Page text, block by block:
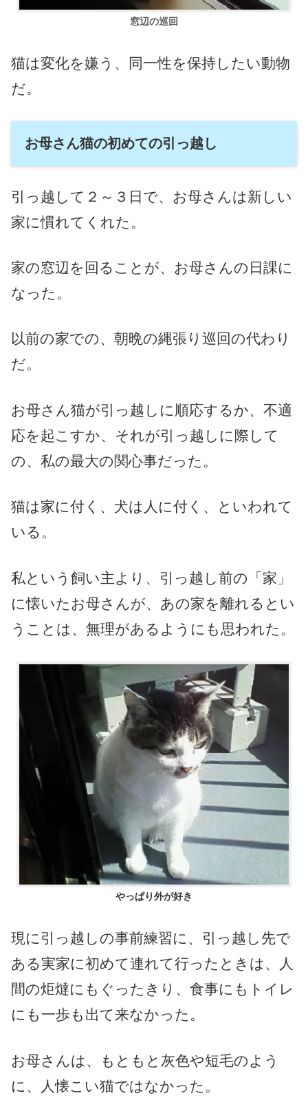
窓辺の巡回
猫は変化を嫌う、同一性を保持したい動物
だ。
お母さん猫の初めての引っ越し
引っ越して２～３日で、お母さんは新しい
家に慣れてくれた。
家の窓辺を回ることが、お母さんの日課に
なった。
以前の家での、朝晩の縄張り巡回の代わり
だ。
お母さん猫が引っ越しに順応するか、不適
応を起こすか、それが引っ越しに際して
の、私の最大の関心事だった。
猫は家に付く、犬は人に付く、といわれて
いる。
私という飼い主より、引っ越し前の「家」
に懐いたお母さんが、あの家を離れるとい
うことは、無理があるようにも思われた。
やっぱり外が好き
現に引っ越しの事前練習に、引っ越し先で
ある実家に初めて連れて行ったときは、人
間の炬燵にもぐったきり、食事にもトイレ
にも一歩も出て来なかった。
お母さんは、もともと灰色や短毛のよう
に、人懐こい猫ではなかった。